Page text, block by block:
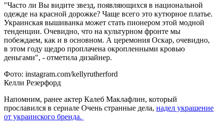
"Часто ли Вы видите звезд, появляющихся в национальной
одежде на красной дорожке? Чаще всего это кутюрное платье.
Украинская вышиванка может стать пионером этой модной
тенденции. Очевидно, что на культурном фронте мы
побеждаем, как и в основном. А церемония Оскар, очевидно,
в этом году щедро проплачена окропленными кровью
деньгами", - отметила дизайнер.
Фото: instagram.com/kellyrutherford
Келли Резерфорд
Напомним, ранее актер Калеб Маклафлин, который
прославился в сериале Очень странные дела, надел украшение
от украинского бренда.